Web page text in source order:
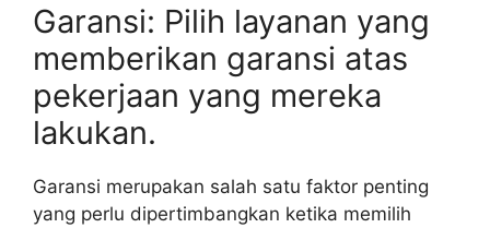
Garansi: Pilih layanan yang
memberikan garansi atas
pekerjaan yang mereka
lakukan.
Garansi merupakan salah satu faktor penting
yang perlu dipertimbangkan ketika memilih